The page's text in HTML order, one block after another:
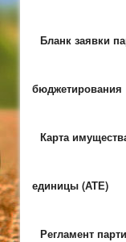
Бланк заявки
бюджетирования
Карта
единицы (АТЕ)
Регламент